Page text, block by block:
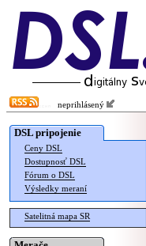
neprihlásený
DSL pripojenie
Ceny DSL
Dostupnosť DSL
Fórum o DSL
Výsledky meraní
Satelitná mapa SR